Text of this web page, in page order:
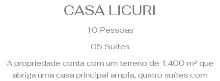
CASA LICURI
10 Pessoas
05 Suítes
A propriedade conta com um terreno de 1.400 m² que
abriga uma casa principal ampla, quatro suítes com